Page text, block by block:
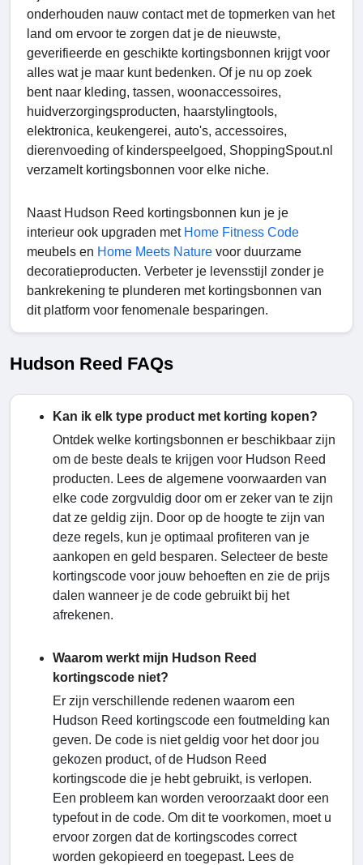
onderhouden nauw contact met de topmerken van het
land om ervoor te zorgen dat je de nieuwste,
geverifieerde en geschikte kortingsbonnen krijgt voor
alles wat je maar kunt bedenken. Of je nu op zoek
bent naar kleding, tassen, woonaccessoires,
huidverzorgingsproducten, haarstylingtools,
elektronica, keukengerei, auto's, accessoires,
dierenvoeding of kinderspeelgoed, ShoppingSpout.nl
verzamelt kortingsbonnen voor elke niche.
Naast Hudson Reed kortingsbonnen kun je je
interieur ook upgraden met Home Fitness Code
meubels en Home Meets Nature voor duurzame
decoratieproducten. Verbeter je levensstijl zonder je
bankrekening te plunderen met kortingsbonnen van
dit platform voor fenomenale besparingen.
Hudson Reed FAQs
Kan ik elk type product met korting kopen?
Ontdek welke kortingsbonnen er beschikbaar zijn
om de beste deals te krijgen voor Hudson Reed
producten. Lees de algemene voorwaarden van
elke code zorgvuldig door om er zeker van te zijn
dat ze geldig zijn. Door op de hoogte te zijn van
deze regels, kun je optimaal profiteren van je
aankopen en geld besparen. Selecteer de beste
kortingscode voor jouw behoeften en zie de prijs
dalen wanneer je de code gebruikt bij het
afrekenen.
Waarom werkt mijn Hudson Reed
kortingscode niet?
Er zijn verschillende redenen waarom een ​​
Hudson Reed kortingscode een foutmelding kan
geven. De code is niet geldig voor het door jou
gekozen product, of de Hudson Reed
kortingscode die je hebt gebruikt, is verlopen.
Een probleem kan worden veroorzaakt door een
typefout in de code. Om dit te voorkomen, moet u
ervoor zorgen dat de kortingscodes correct
worden gekopieerd en toegepast. Lees de